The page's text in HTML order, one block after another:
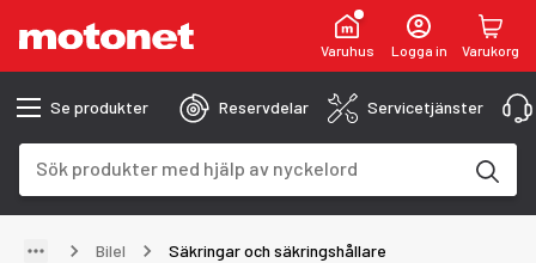
Varuhus Logga in Varukorg
Se produkter Reservdelar Servicetjänster
Bilel Säkringar och säkringshållare